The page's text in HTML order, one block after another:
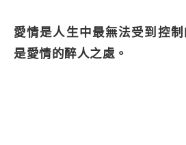
愛情是人生中最無法受到控
是愛情的醉人之處。